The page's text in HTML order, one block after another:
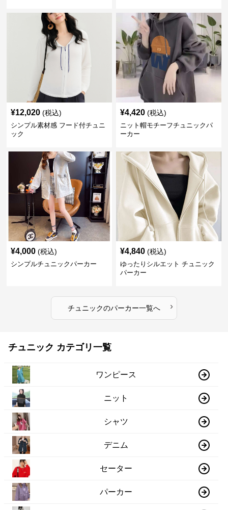
¥12,020 (税込)
シンプル素材感 フード付チュニ
ック
¥4,420 (税込)
ニット帽モチーフチュニックパ
ーカー
¥4,000 (税込)
シンプルチュニックパーカー
¥4,840 (税込)
ゆったりシルエット チュニック
パーカー
チュニックのパーカー一覧へ ›
チュニック カテゴリ一覧
ワンピース
ニット
シャツ
デニム
セーター
パーカー